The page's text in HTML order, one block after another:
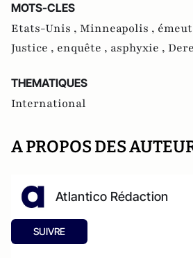
MOTS-CLES
Etats-Unis , Minneapolis ,
Justice , enquête , asphyxie ,
THEMATIQUES
International
A PROPOS DES
Atlantico Rédaction
SUIVRE